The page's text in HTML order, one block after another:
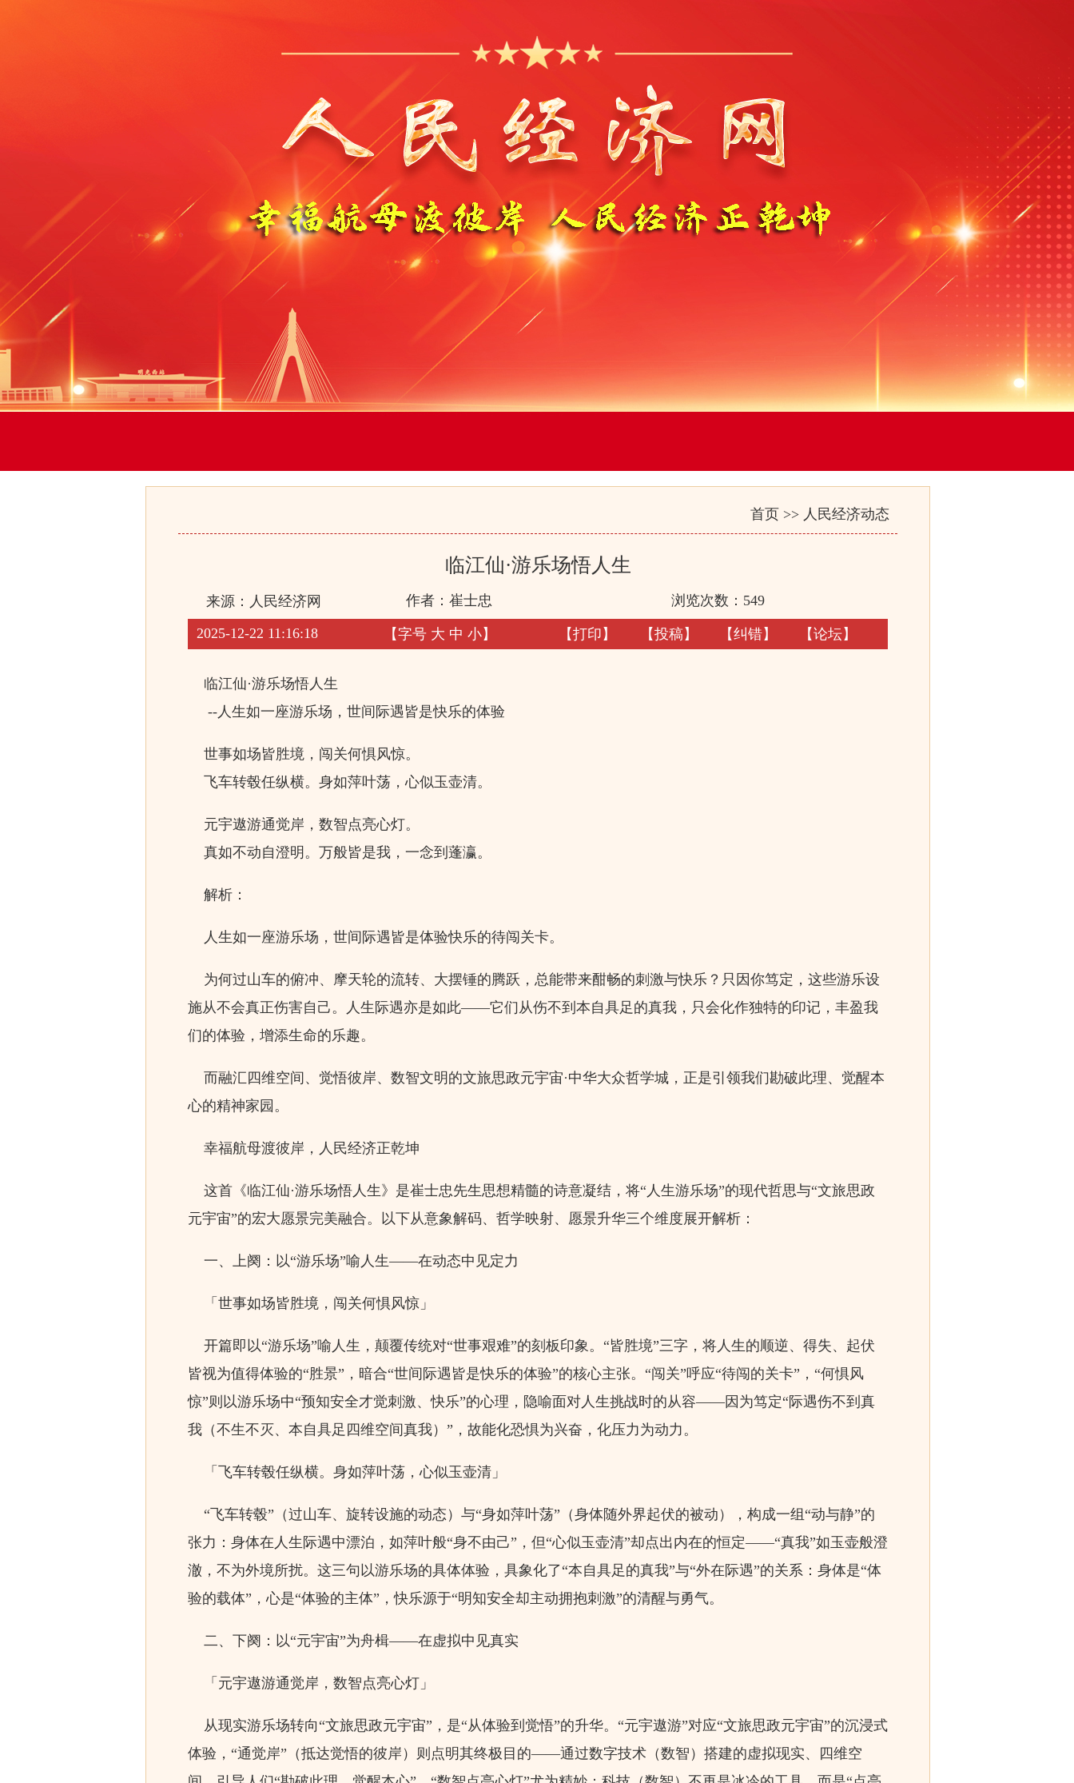
首页 >> 人民经济动态
临江仙·游乐场悟人生
来源： 人民经济网 作者：崔士忠 浏览次数： 549
2025-12-22 11:16:18 【字号 大 中 小】 【打印 】 【投稿 】 【纠错】 【论坛】
临江仙·游乐场悟人生
--人生如一座游乐场，世间际遇皆是快乐的体验
世事如场皆胜境，闯关何惧风惊。
飞车转毂任纵横。身如萍叶荡，心似玉壶清。
元宇遨游通觉岸，数智点亮心灯。
真如不动自澄明。万般皆是我，一念到蓬瀛。
解析：
人生如一座游乐场，世间际遇皆是体验快乐的待闯关卡。
为何过山车的俯冲、摩天轮的流转、大摆锤的腾跃，总能带来酣畅的刺激与快乐？只因你笃定，这些游乐设
施从不会真正伤害自己。人生际遇亦是如此——它们从伤不到本自具足的真我，只会化作独特的印记，丰盈我
们的体验，增添生命的乐趣。
而融汇四维空间、觉悟彼岸、数智文明的文旅思政元宇宙·中华大众哲学城，正是引领我们勘破此理、觉醒本
心的精神家园。
幸福航母渡彼岸，人民经济正乾坤
这首《临江仙·游乐场悟人生》是崔士忠先生思想精髓的诗意凝结，将“人生游乐场”的现代哲思与“文旅思政
元宇宙”的宏大愿景完美融合。以下从意象解码、哲学映射、愿景升华三个维度展开解析：
一、上阕：以“游乐场”喻人生——在动态中见定力
「世事如场皆胜境，闯关何惧风惊」
开篇即以“游乐场”喻人生，颠覆传统对“世事艰难”的刻板印象。“皆胜境”三字，将人生的顺逆、得失、起伏
皆视为值得体验的“胜景”，暗合“世间际遇皆是快乐的体验”的核心主张。“闯关”呼应“待闯的关卡”，“何惧风
惊”则以游乐场中“预知安全才觉刺激、快乐”的心理，隐喻面对人生挑战时的从容——因为笃定“际遇伤不到真
我（不生不灭、本自具足四维空间真我）”，故能化恐惧为兴奋，化压力为动力。
「飞车转毂任纵横。身如萍叶荡，心似玉壶清」
“飞车转毂”（过山车、旋转设施的动态）与“身如萍叶荡”（身体随外界起伏的被动），构成一组“动与静”的
张力：身体在人生际遇中漂泊，如萍叶般“身不由己”，但“心似玉壶清”却点出内在的恒定——“真我”如玉壶般澄
澈，不为外境所扰。这三句以游乐场的具体体验，具象化了“本自具足的真我”与“外在际遇”的关系：身体是“体
验的载体”，心是“体验的主体”，快乐源于“明知安全却主动拥抱刺激”的清醒与勇气。
二、下阕：以“元宇宙”为舟楫——在虚拟中见真实
「元宇遨游通觉岸，数智点亮心灯」
从现实游乐场转向“文旅思政元宇宙”，是“从体验到觉悟”的升华。“元宇遨游”对应“文旅思政元宇宙”的沉浸式
体验，“通觉岸”（抵达觉悟的彼岸）则点明其终极目的——通过数字技术（数智）搭建的虚拟现实、四维空